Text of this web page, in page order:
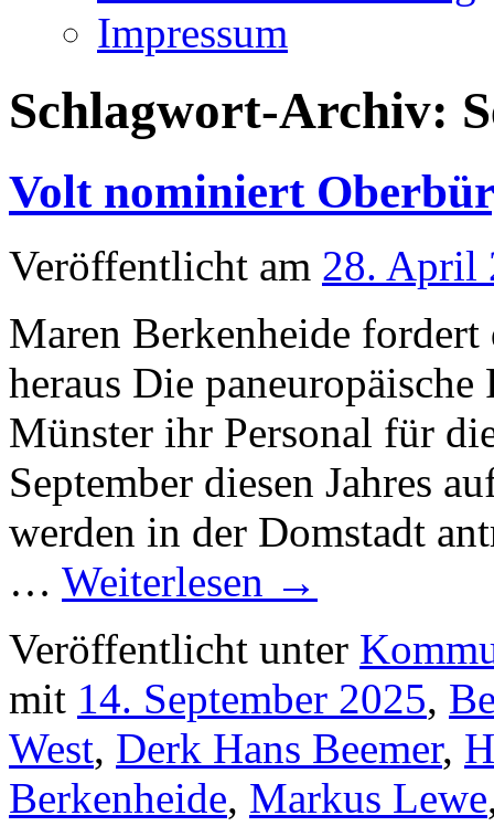
Impressum
Schlagwort-Archiv:
Volt nominiert
Veröffentlicht am 28. April
Maren Berkenheide
heraus Die
Münster ihr Personal für
September diesen Jahres
werden in der Domstadt
… Weiterlesen →
Veröffentlicht unter
mit 14. September 2025,
West, Derk Hans Beemer,
Berkenheide, Markus Lewe